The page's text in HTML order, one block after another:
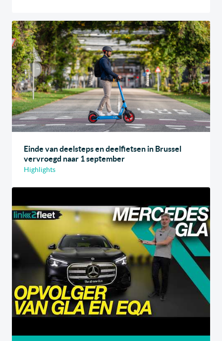
Einde van deelsteps en deelfietsen in Brussel
vervroegd naar 1 september
Highlights